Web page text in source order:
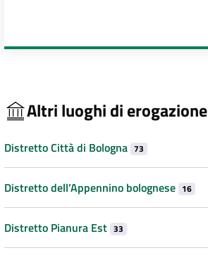
Altri luoghi di erogazione
Distretto Città di Bologna 73
Distretto dell’Appennino bolognese 16
Distretto Pianura Est 33